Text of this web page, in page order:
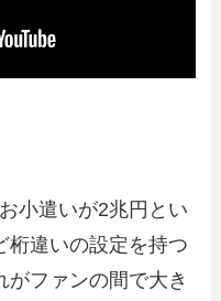
小遣いが2兆円とい
桁違いの設定を持つ
がファンの間で大き